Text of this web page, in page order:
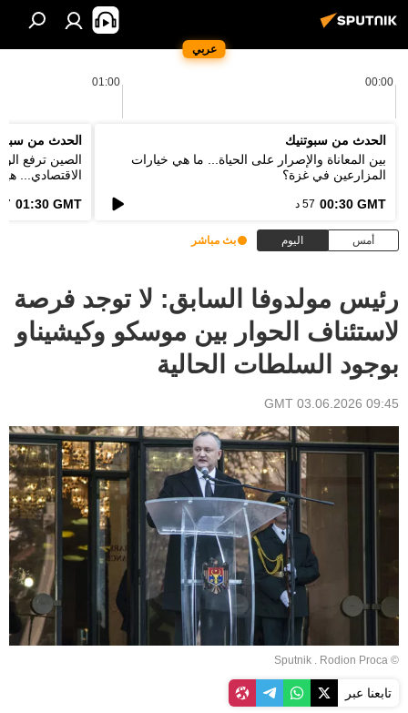
عربي
00:00
01:00
الحدث من سبوتنيك
بين المعاناة والإصرار على الحياة... ما هي خيارات
المزارعين في غزة؟
00:30 GMT 57 د
الحدث من
الصين ترفع
الاقتصادي...
01:30 GMT
57
أمس اليوم بث مباشر
رئيس مولدوفا السابق: لا توجد فرصة
لاستئناف الحوار بين موسكو وكيشيناو
بوجود السلطات الحالية
09:45 GMT 03.06.2026
© Sputnik . Rodion Proca
تابعنا عبر